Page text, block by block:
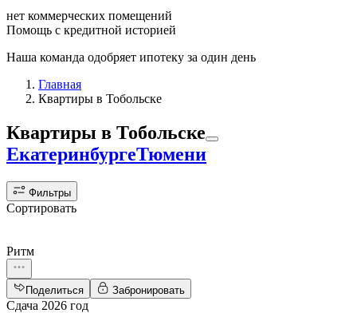
нет коммерческих помещений
Помощь с кредитной историей
Наша команда одобряет ипотеку за один день
Главная
Квартиры в Тобольске
Квартиры в Тобольске
ЕкатеринбургеТюмени
Фильтры
Сортировать
Ритм
Поделиться Забронировать
Сдача 2026 год